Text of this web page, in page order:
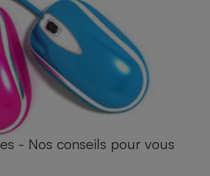
- Nos conseils pour vous